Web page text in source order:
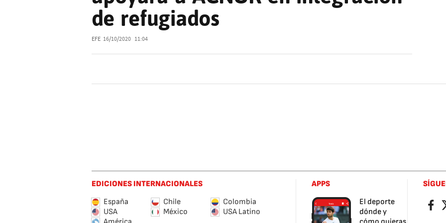
de refugiados
EFE 16/10/2020 11:04
EDICIONES INTERNACIONALES
España
Chile
Colombia
USA
México
USA Latino
APPS
El deporte
dónde y